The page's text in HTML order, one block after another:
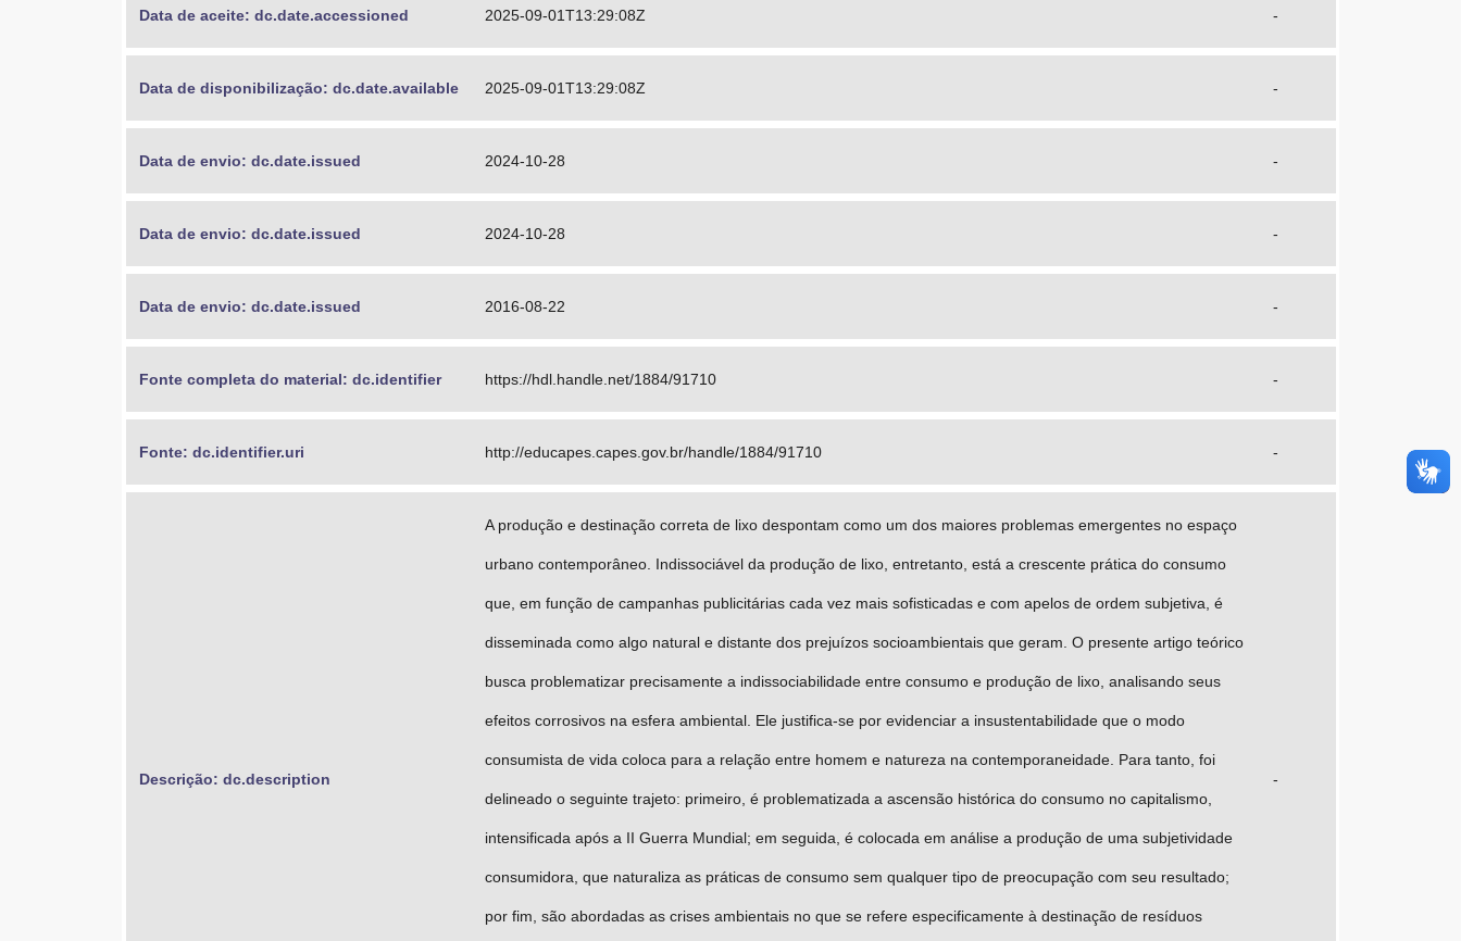
Data de aceite: dc.date.accessioned 2025-09-01T13:29:08Z -
Data de disponibilização: dc.date.available 2025-09-01T13:29:08Z -
Data de envio: dc.date.issued 2024-10-28 -
Data de envio: dc.date.issued 2024-10-28 -
Data de envio: dc.date.issued 2016-08-22 -
Fonte completa do material: dc.identifier https://hdl.handle.net/1884/91710 -
Fonte: dc.identifier.uri http://educapes.capes.gov.br/handle/1884/91710 -
Descrição: dc.description
A produção e destinação correta de lixo despontam como um dos maiores problemas emergentes no espaço
urbano contemporâneo. Indissociável da produção de lixo, entretanto, está a crescente prática do consumo
que, em função de campanhas publicitárias cada vez mais sofisticadas e com apelos de ordem subjetiva, é
disseminada como algo natural e distante dos prejuízos socioambientais que geram. O presente artigo teórico
busca problematizar precisamente a indissociabilidade entre consumo e produção de lixo, analisando seus
efeitos corrosivos na esfera ambiental. Ele justifica-se por evidenciar a insustentabilidade que o modo
consumista de vida coloca para a relação entre homem e natureza na contemporaneidade. Para tanto, foi
delineado o seguinte trajeto: primeiro, é problematizada a ascensão histórica do consumo no capitalismo,
intensificada após a II Guerra Mundial; em seguida, é colocada em análise a produção de uma subjetividade
consumidora, que naturaliza as práticas de consumo sem qualquer tipo de preocupação com seu resultado;
por fim, são abordadas as crises ambientais no que se refere especificamente à destinação de resíduos
-